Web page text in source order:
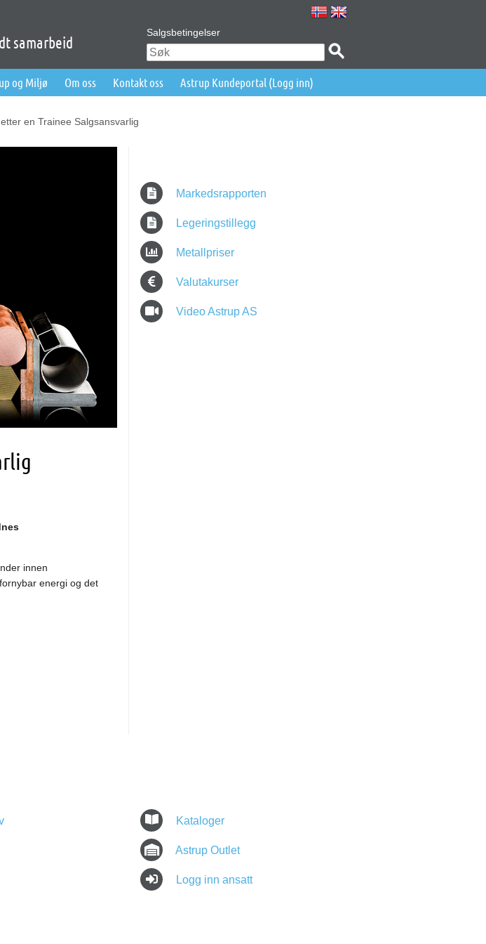
samarbeid
Salgsbetingelser
og Miljø Om oss Kontakt oss Astrup Kundeportal (Logg inn)
en Trainee Salgsansvarlig
innen
energi og det
Markedsrapporten
Legeringstillegg
Metallpriser
Valutakurser
Video Astrup AS
Kataloger
Astrup Outlet
Logg inn ansatt